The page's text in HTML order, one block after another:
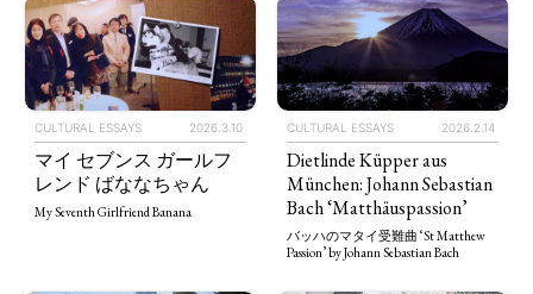
CULTURAL ESSAYS 2026.3.10
マイ セブンス ガールフ
レンド ばななちゃん
My Seventh Girlfriend Banana
CULTURAL ESSAYS 2026.2.14
Dietlinde Küpper aus
München: Johann Sebastian
Bach ‘Matthäuspassion’
バッハのマタイ受難曲 ‘St Matthew
Passion’ by Johann Sebastian Bach